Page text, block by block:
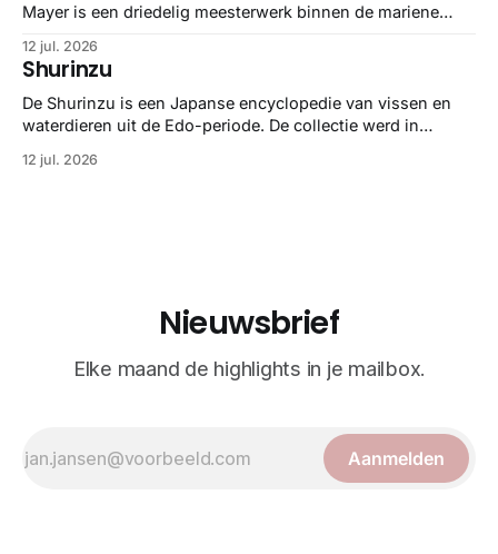
Mayer is een driedelig meesterwerk binnen de mariene
gedetailleerd overzicht van kwallensoorten en hun
taxonomie. Het boek staat bekend om de combinatie van
strikte wetenschap met prachtige, handgetekende
illustraties en kleurendrukplaten van Mayer zelf.
12 jul. 2026
Shurinzu
De Shurinzu is een Japanse encyclopedie van vissen en
waterdieren uit de Edo-periode. De collectie werd in
bekend om verfijnde technieken en bijna driedimensionale
12 jul. 2026
Nieuwsbrief
Elke maand de highlights in je mailbox.
Aanmelden